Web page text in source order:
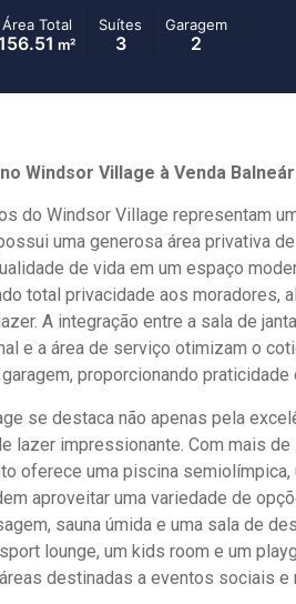
Área Total
m²
Suítes
3
Garagem
2
Windsor Village à Venda
do Windsor Village representam
uma generosa área privativa
de vida em um espaço
total privacidade aos moradores,
A integração entre a sala de
e a área de serviço otimizam o
proporcionando praticidade
se destaca não apenas pela
lazer impressionante. Com mais
oferece uma piscina
aproveitar uma variedade de
sauna úmida e uma sala de
lounge, um kids room e um
destinadas a eventos sociais e